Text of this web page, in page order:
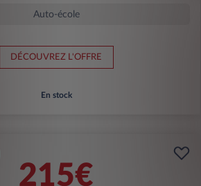
Auto-école
DÉCOUVREZ L'OFFRE
En stock
215€